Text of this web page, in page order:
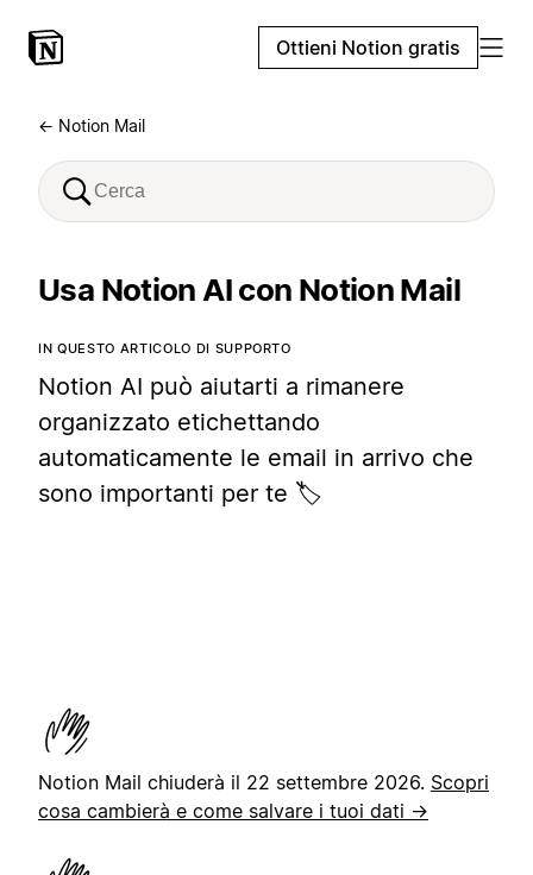
Ottieni Notion gratis
← Notion Mail
Usa Notion AI con Notion Mail
IN QUESTO ARTICOLO DI SUPPORTO
Notion AI può aiutarti a rimanere
organizzato etichettando
automaticamente le email in arrivo che
sono importanti per te 🏷️
Notion Mail chiuderà il 22 settembre 2026. Scopri
cosa cambierà e come salvare i tuoi dati →